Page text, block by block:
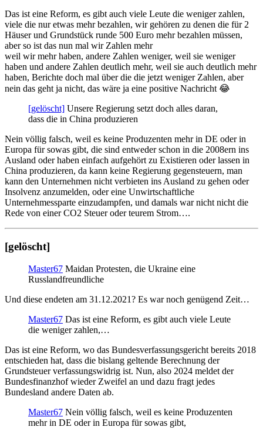
Das ist eine Reform, es gibt auch viele Leute die weniger zahlen,
viele die nur etwas mehr bezahlen, wir gehören zu denen die für 2
Häuser und Grundstück runde 500 Euro mehr bezahlen müssen,
aber so ist das nun mal wir Zahlen mehr
weil wir mehr haben, andere Zahlen weniger, weil sie weniger
haben und andere Zahlen deutlich mehr, weil sie auch deutlich mehr
haben, Berichte doch mal über die die jetzt weniger Zahlen, aber
nein das geht ja nicht, das wäre ja eine positive Nachricht 😂
[gelöscht] Unsere Regierung setzt doch alles daran,
dass die in China produzieren
Nein völlig falsch, weil es keine Produzenten mehr in DE oder in
Europa für sowas gibt, die sind entweder schon in die 2008ern ins
Ausland oder haben einfach aufgehört zu Existieren oder lassen in
China produzieren, da kann keine Regierung gegensteuern, man
kann den Unternehmen nicht verbieten ins Ausland zu gehen oder
Insolvenz anzumelden, oder eine Unwirtschaftliche
Unternehmessparte einzudampfen, und damals war nicht nicht die
Rede von einer CO2 Steuer oder teurem Strom….
[gelöscht]
Master67 Maidan Protesten, die Ukraine eine
Russlandfreundliche
Und diese endeten am 31.12.2021? Es war noch genügend Zeit…
Master67 Das ist eine Reform, es gibt auch viele Leute
die weniger zahlen,…
Das ist eine Reform, wo das Bundesverfassungsgericht bereits 2018
entschieden hat, dass die bislang geltende Berechnung der
Grundsteuer verfassungswidrig ist. Nun, also 2024 meldet der
Bundesfinanzhof wieder Zweifel an und dazu fragt jedes
Bundesland andere Daten ab.
Master67 Nein völlig falsch, weil es keine Produzenten
mehr in DE oder in Europa für sowas gibt,